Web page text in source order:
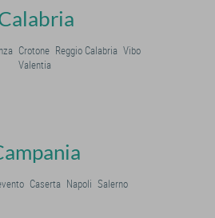
Crotone Reggio Calabria Vibo
Valentia
Caserta Napoli Salerno